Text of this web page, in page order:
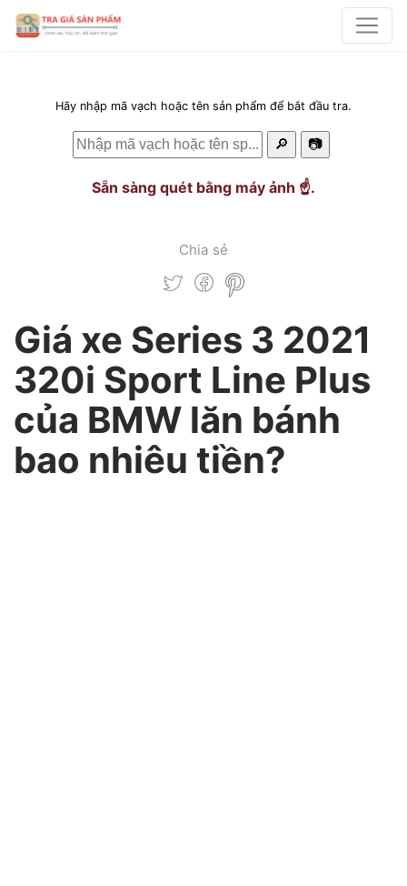
Hãy nhập mã vạch hoặc tên sản phẩm để bắt đầu tra.
🔎 📷
Sẵn sàng quét bằng máy ảnh ☝️.
Chia sẻ
Giá xe Series 3 2021
320i Sport Line Plus
của BMW lăn bánh
bao nhiêu tiền?